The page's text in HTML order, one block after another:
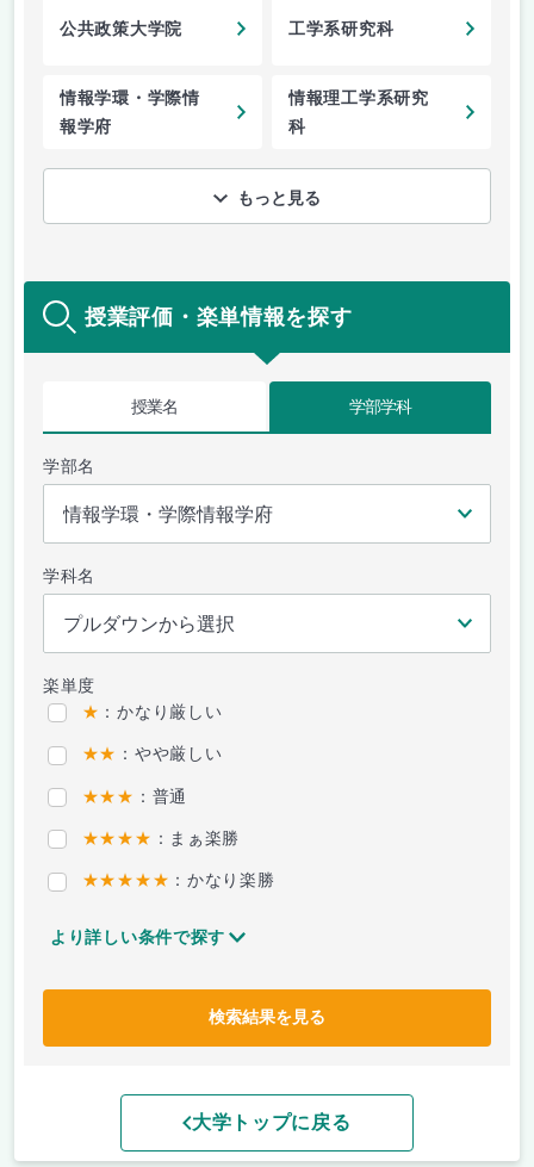
公共政策大学院 工学系研究科
情報学環・学際情
報学府
情報理工学系研究
科
もっと見る
授業評価・楽単情報を探す
授業名 学部学科
学部名
学科名
楽単度
★ ：かなり厳しい
★★ ：やや厳しい
★★★ ：普通
★★★★ ：まぁ楽勝
★★★★★ ：かなり楽勝
より詳しい条件で探す
検索結果を見る
大学トップに戻る